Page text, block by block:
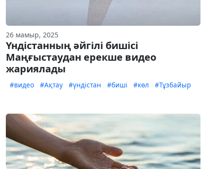
26 мамыр, 2025
Үндістанның әйгілі бишісі
Маңғыстаудан ерекше видео
жариялады
#видео #Ақтау #үндістан #биші #көл #Тұзбайыр